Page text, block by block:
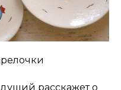
расскажет о